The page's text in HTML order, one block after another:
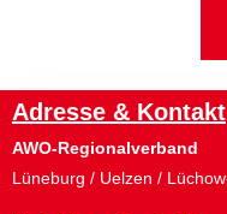
Adresse & Kontakt
AWO-Regionalverband
Lüneburg / Uelzen /